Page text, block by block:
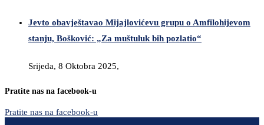
Jevto obavještavao Mijajlovićevu grupu o Amfilohijevom
stanju, Bošković: „Za muštuluk bih pozlatio“
Srijeda, 8 Oktobra 2025,
Pratite nas na facebook-u
Pratite nas na facebook-u